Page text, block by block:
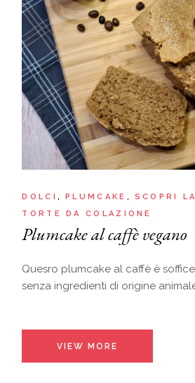
DOLCI PLUMCAKE
SCOPRI
TORTE DA COLAZIONE
Plumcake al caffè vegano
Quesro plumcake al caffè è
senza ingredienti di origine
VIEW MORE